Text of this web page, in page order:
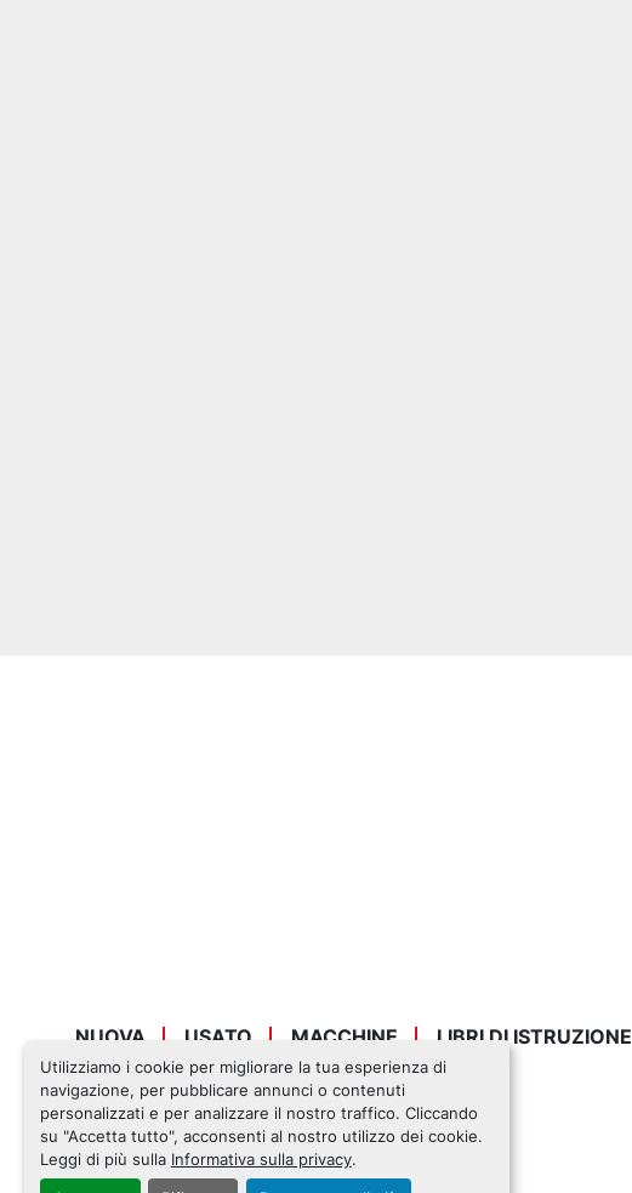
Utilizziamo i cookie per migliorare la tua esperienza di
navigazione, per pubblicare annunci o contenuti
personalizzati e per analizzare il nostro traffico. Cliccando
su "Accetta tutto", acconsenti al nostro utilizzo dei cookie.
Leggi di più sulla Informativa sulla privacy.
NUOVA USATO MACCHINE LIBRI DI ISTRUZIONE